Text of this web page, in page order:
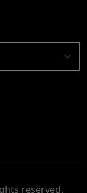
reserved.